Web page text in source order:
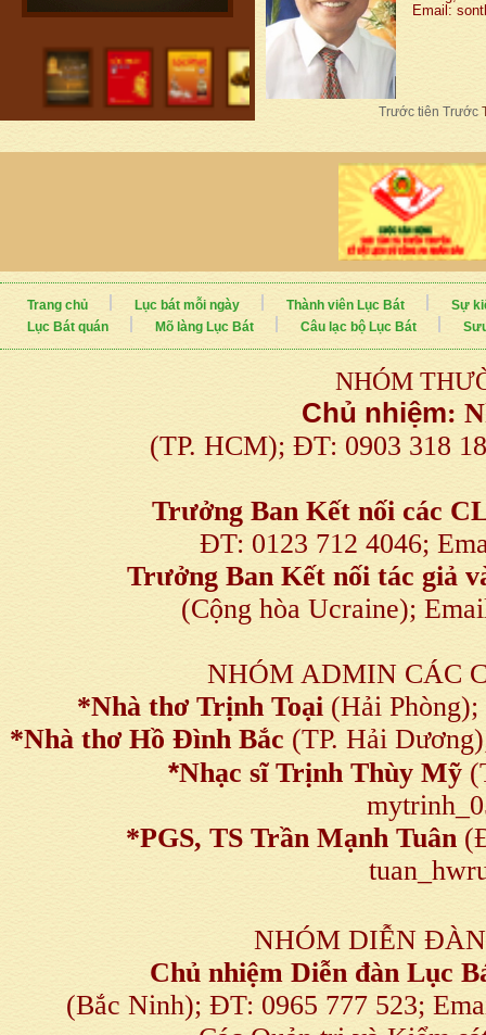
Email:
Trước tiên Trước
Trang chủ Lục bát mỗi ngày Thành viên Lục Bát
Sự
Lục Bát quán
Mõ làng Lục Bát Câu lạc bộ Lục Bát
NHÓM
Chủ nhiệm:
(TP. HCM); ĐT: 0903 318
Trưởng Ban Kết nối các
ĐT: 0123 712 4046;
Trưởng Ban Kết nối tác giả
(Cộng hòa Ucraine);
NHÓM ADMIN CÁC
*Nhà thơ Trịnh Toại (Hải
*Nhà thơ Hồ Đình Bắc (TP. Hải
*Nhạc sĩ Trịnh Thùy Mỹ
*PGS, TS Trần Mạnh Tuân
NHÓM DIỄN
Chủ nhiệm Diễn đàn Lục
(Bắc Ninh); ĐT: 0965 777 523;